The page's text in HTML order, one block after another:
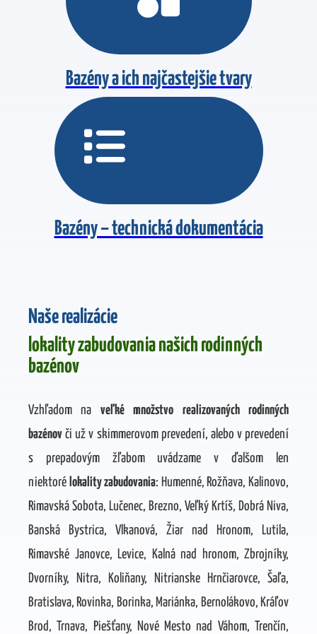
Bazény a ich najčastejšie tvary
Bazény – technická dokumentácia
Naše realizácie
lokality zabudovania našich rodinných
bazénov
Vzhľadom na veľké množstvo realizovaných rodinných
bazénovči už v skimmerovom prevedení, alebo v prevedení
s prepadovým žľabom uvádzame v ďalšom len
niektoré lokality zabudovania: Humenné, Rožňava, Kalinovo,
Rimavská Sobota, Lučenec, Brezno, Veľký Krtíš, Dobrá Niva,
Banská Bystrica, Vlkanová, Žiar nad Hronom, Lutila,
Rimavské Janovce, Levice, Kalná nad hronom, Zbrojníky,
Dvorníky, Nitra, Koliňany, Nitrianske Hrnčiarovce, Šaľa,
Bratislava, Rovinka, Borinka, Mariánka, Bernolákovo, Kráľov
Brod, Trnava, Piešťany, Nové Mesto nad Váhom, Trenčín,